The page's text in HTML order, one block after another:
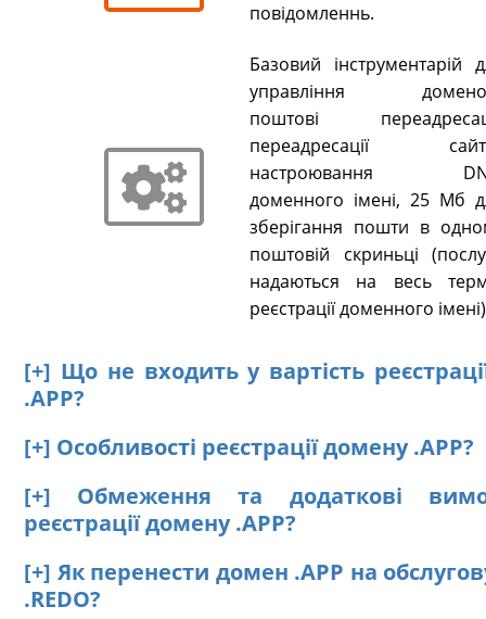
повідомленнь.
Базовий інструментарій
управління
поштові
переадресації
настроювання
доменного імені, 25 Мб
зберігання пошти в
поштовій скриньці
надаються на весь
реєстрації доменного
[+] Що не входить у вартість
.APP?
[+] Особливості реєстрації домену .APP?
[+] Обмеження та додаткові
реєстрації домену .APP?
[+] Як перенести домен .APP на
.REDO?